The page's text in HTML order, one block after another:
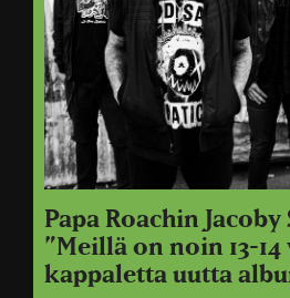
Papa Roachin Jacoby
”Meillä on noin 13-14
kappaletta uutta